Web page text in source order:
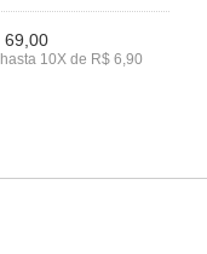
69,00
10X de R$ 6,90